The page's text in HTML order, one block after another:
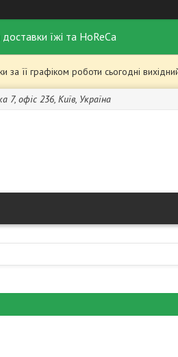
їжі та HoReCa
її графіком роботи сьогодні
7, офіс 236, Київ, Україна